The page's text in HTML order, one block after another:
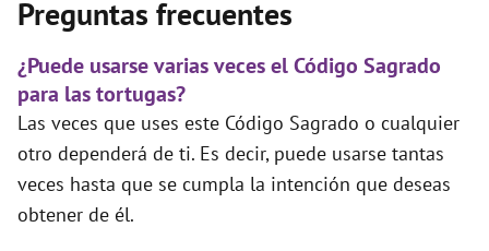
Preguntas frecuentes
¿Puede usarse varias veces el Código Sagrado
para las tortugas?
Las veces que uses este Código Sagrado o cualquier
otro dependerá de ti. Es decir, puede usarse tantas
veces hasta que se cumpla la intención que deseas
obtener de él.